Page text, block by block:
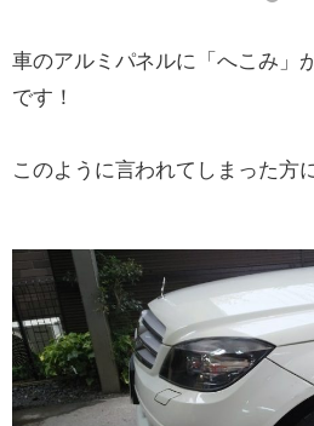
車のアルミパネルに「へこみ」
です！
このように言われてしまった方